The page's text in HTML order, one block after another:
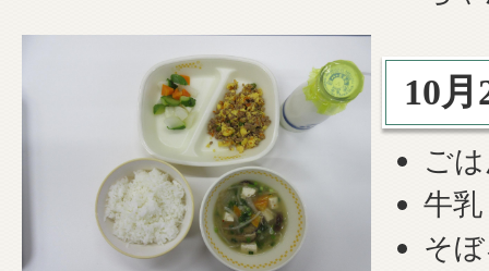
10月
ご
牛乳
そ